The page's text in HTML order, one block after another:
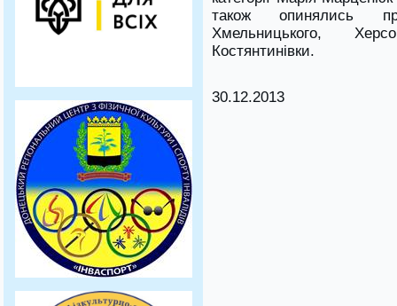
також опинялись
Хмельницького,
Костянтинівки.
30.12.2013